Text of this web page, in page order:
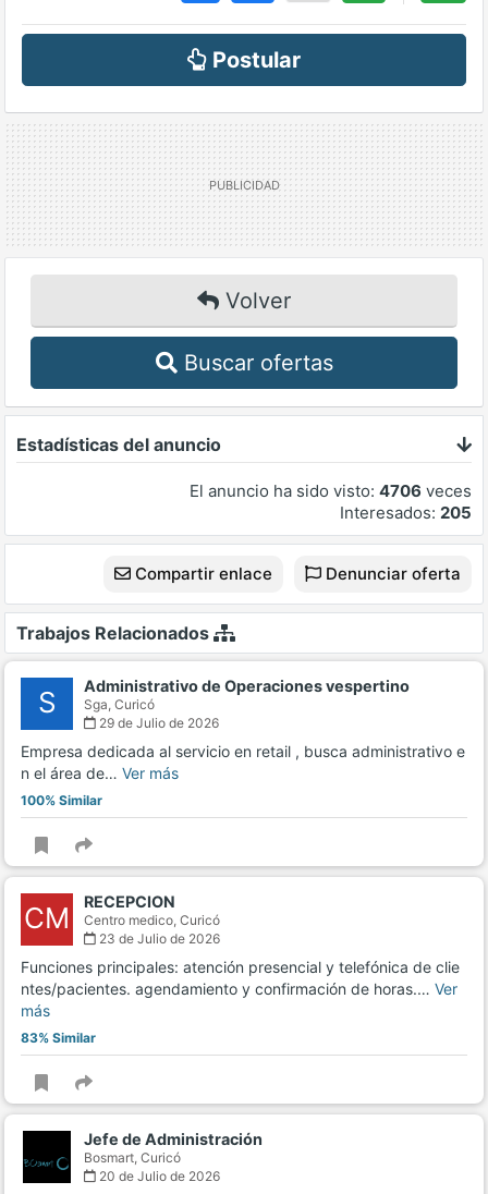
Postular
Volver
Buscar ofertas
Estadísticas del anuncio
El anuncio ha sido visto: 4706 veces
Interesados: 205
Compartir enlace Denunciar oferta
Trabajos Relacionados
S Administrativo de Operaciones vespertino
Sga, Curicó
29 de Julio de 2026
Empresa dedicada al servicio en retail , busca administrativo e
n el área de… Ver más
100% Similar
CM RECEPCION
Centro medico, Curicó
23 de Julio de 2026
Funciones principales: atención presencial y telefónica de clie
ntes/pacientes. agendamiento y confirmación de horas.… Ver
más
83% Similar
Jefe de Administración
Bosmart, Curicó
20 de Julio de 2026